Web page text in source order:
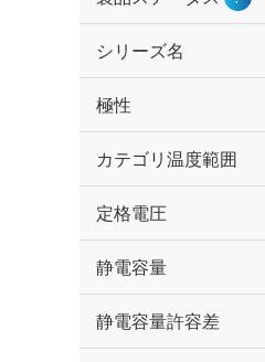
シリーズ名
極性
カテゴリ温度範囲
定格電圧
静電容量
静電容量許容差